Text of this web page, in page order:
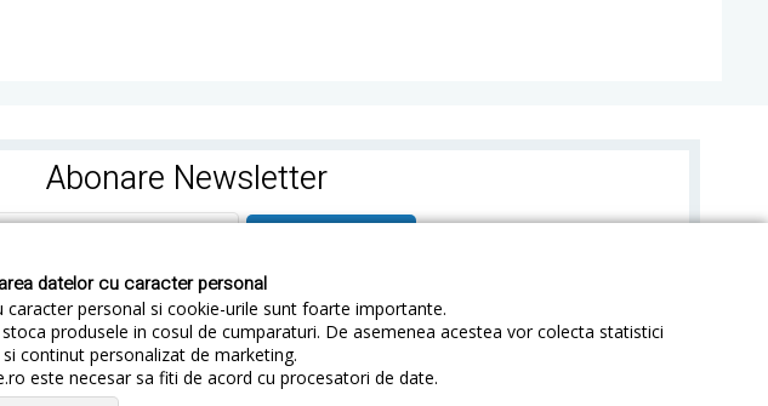
datelor cu caracter personal
personal si cookie-urile sunt foarte importante.
produsele in cosul de cumparaturi. De asemenea acestea vor colecta statistici
continut personalizat de marketing.
este necesar sa fiti de acord cu procesatori de date.
Abonare Newsletter
si Conditii Confidentialitate Sitemap